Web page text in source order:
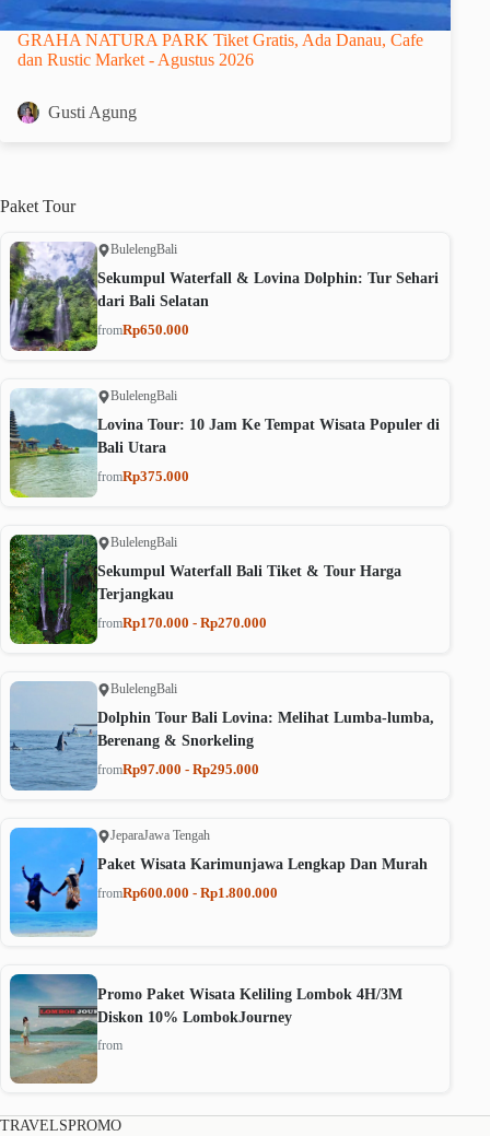
GRAHA NATURA PARK Tiket Gratis, Ada Danau, Cafe
dan Rustic Market - Agustus 2026
Gusti Agung
Paket Tour
BulelengBali
Sekumpul Waterfall & Lovina Dolphin: Tur Sehari
dari Bali Selatan
fromRp650.000
BulelengBali
Lovina Tour: 10 Jam Ke Tempat Wisata Populer di
Bali Utara
fromRp375.000
BulelengBali
Sekumpul Waterfall Bali Tiket & Tour Harga
Terjangkau
fromRp170.000 - Rp270.000
BulelengBali
Dolphin Tour Bali Lovina: Melihat Lumba-lumba,
Berenang & Snorkeling
fromRp97.000 - Rp295.000
JeparaJawa Tengah
Paket Wisata Karimunjawa Lengkap Dan Murah
fromRp600.000 - Rp1.800.000
Promo Paket Wisata Keliling Lombok 4H/3M
Diskon 10% LombokJourney
from
TRAVELSPROMO